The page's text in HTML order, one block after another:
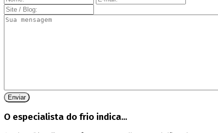
O especialista do frio indica...